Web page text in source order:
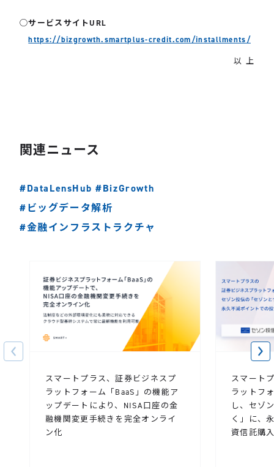
◯サービスサイトURL
https://bizgrowth.smartplus-credit.com/installments/
以 上
関連ニュース
#DataLensHub #BizGrowth
#ビッグデータ解析
#金融インフラストラクチャ
スマートプラス、証券ビジネスプ
ラットフォーム「BaaS」の機能ア
ップデートにより、NISA口座の金
融機関変更手続きを完全オンライ
ン化
スマート
ラットフ
し、セゾ
く」に、
資信託購